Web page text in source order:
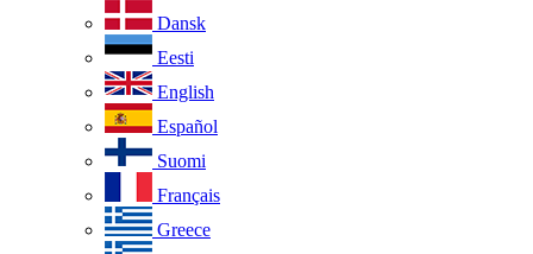
Dansk
Eesti
English
Español
Suomi
Français
Greece